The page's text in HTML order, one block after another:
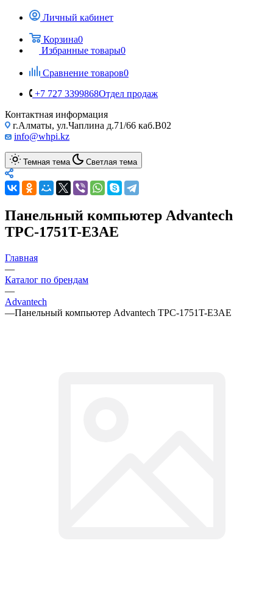
Личный кабинет
Корзина0
Избранные товары0
Сравнение товаров0
+7 727 3399868Отдел продаж
Контактная информация
г.Алматы, ул.Чаплина д.71/66 каб.B02
info@whpi.kz
Темная тема Светлая тема
Панельный компьютер Advantech
TPC-1751T-E3AE
Главная
—
Каталог по брендам
—
Advantech
—Панельный компьютер Advantech TPC-1751T-E3AE